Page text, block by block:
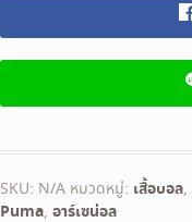
SKU: N/A หมวดหมู่: เสื้อบอล,
Puma, อาร์เซน่อล